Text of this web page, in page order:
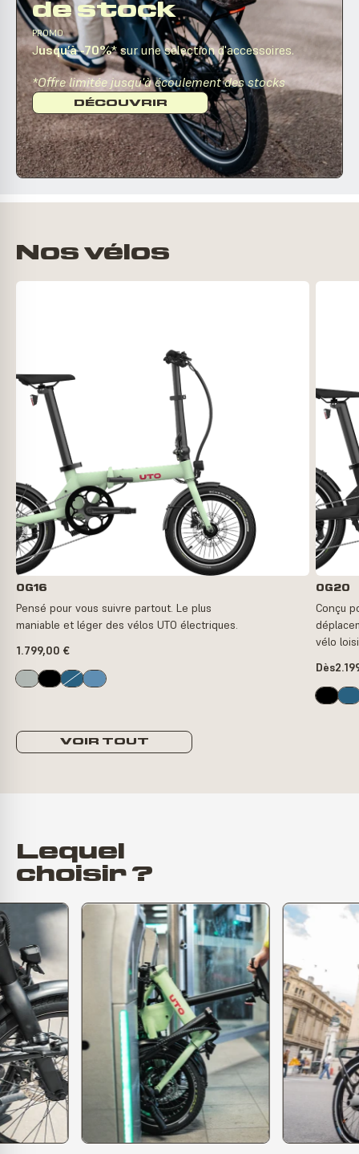
de stock
PROMO
Jusqu’à -70%* sur une selection d'accessoires.
*Offre limitée jusqu'à écoulement des stocks
DÉCOUVRIR
Nos vélos
OG16
1.799,00 €
Pensé pour vous suivre partout. Le plus
maniable et léger des vélos UTO électriques.
OG20
Dès
Conçu
vélo
VOIR TOUT
Lequel
choisir ?